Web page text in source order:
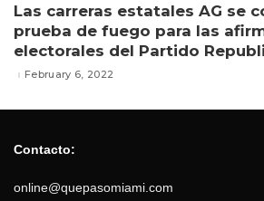
Las carreras estatales AG se
prueba de fuego para las
electorales del Partido
February 6, 2022
Contacto:
online@quepasomiami.com